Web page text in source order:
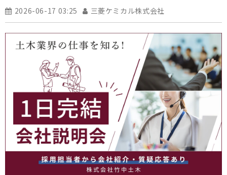
2026-06-17 03:25 三菱ケミカル株式会社